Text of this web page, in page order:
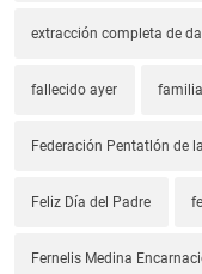
extracción completa de
fallecido ayer
Federación Pentatlón de
Feliz Día del Padre
Fernelis Medina